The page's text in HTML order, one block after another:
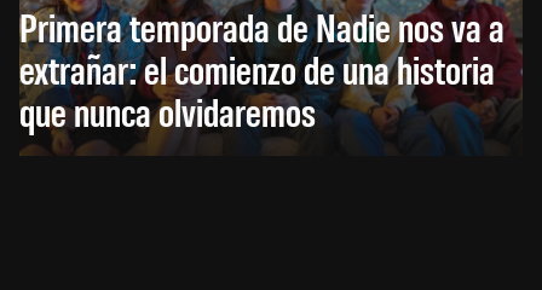
Primera temporada de Nadie nos va a
extrañar: el comienzo de una historia
que nunca olvidaremos